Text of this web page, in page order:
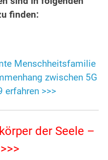
finden:
Menschheitsfamilie
zwischen 5G
erfahren >>>
der Seele –